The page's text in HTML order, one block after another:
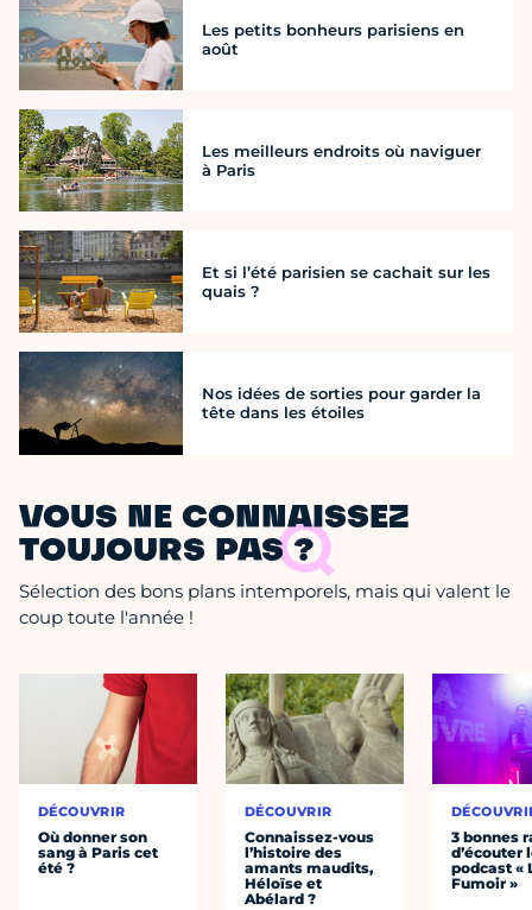
Les petits bonheurs parisiens en
août
Les meilleurs endroits où naviguer
à Paris
Et si l’été parisien se cachait sur les
quais ?
Nos idées de sorties pour garder la
tête dans les étoiles
VOUS NE CONNAISSEZ
TOUJOURS PAS ?
Sélection des bons plans intemporels, mais qui valent le
coup toute l'année !
DÉCOUVRIR
Où donner son
sang à Paris cet
été ?
DÉCOUVRIR
Connaissez-vous
l’histoire des
amants maudits,
Héloïse et
Abélard ?
3 bonnes
d’écouter
podcast «
Fumoir »